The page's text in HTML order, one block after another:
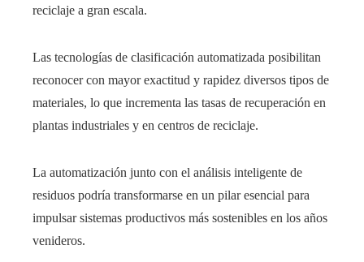
reciclaje a gran escala.
Las tecnologías de clasificación automatizada posibilitan
reconocer con mayor exactitud y rapidez diversos tipos de
materiales, lo que incrementa las tasas de recuperación en
plantas industriales y en centros de reciclaje.
La automatización junto con el análisis inteligente de
residuos podría transformarse en un pilar esencial para
impulsar sistemas productivos más sostenibles en los años
venideros.